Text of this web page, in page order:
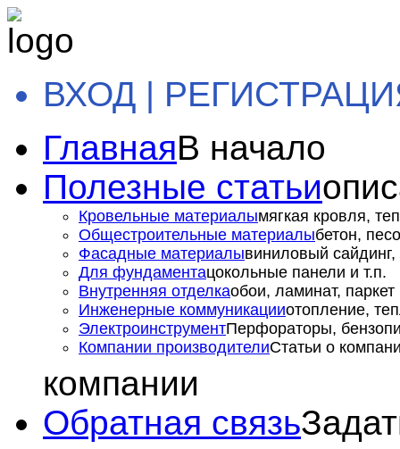
ВХОД |
ГлавнаяВ начало
Полезные статьи
Кровельные материалымягкая кровля,
Общестроительные материалыбетон,
Фасадные материалывиниловый сайдинг,
Для фундаментацокольные панели и т.п.
Внутренняя отделкаобои, ламинат, паркет
Инженерные коммуникацииотопление,
ЭлектроинструментПерфораторы,
Компании производителиСтатьи о
компании
Обратная связь